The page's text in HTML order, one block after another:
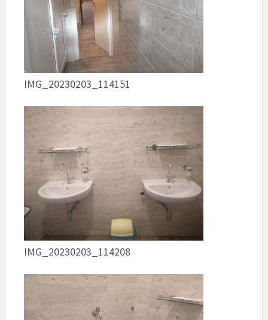
IMG_20230203_114151
IMG_20230203_114208